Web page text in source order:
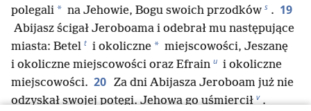
polegali * na Jehowie, Bogu swoich przodków s . 19
Abijasz ścigał Jeroboama i odebrał mu następujące
miasta: Betel t i okoliczne * miejscowości, Jeszanę
i okoliczne miejscowości oraz Efrain u i okoliczne
miejscowości. 20 Za dni Abijasza Jeroboam już nie
odzyskał swojej potęgi. Jehowa go uśmiercił v .